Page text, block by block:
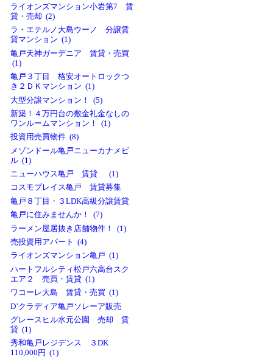
ライオンズマンション小岩第7 賃
貸・売却 (2)
ラ・エテルノ大島ウーノ 分譲賃
貸マンション (1)
亀戸天神ガーデニア 賃貸・売買
(1)
亀戸３丁目 格安オートロックつ
き２ＤＫマンション (1)
大型分譲マンション！ (5)
新築！４万円台の敷金礼金なしの
ワンルームマンション！ (1)
投資用売買物件 (8)
メゾンドール亀戸ニューカナメビ
ル (1)
ニューハウス亀戸 賃貸 (1)
コスモプレイス亀戸 賃貸募集
亀戸８丁目・３LDK高級分譲賃貸
亀戸に住みませんか！ (7)
ラーメン屋居抜き店舗物件！ (1)
売投資用アパート (4)
ライオンズマンション亀戸 (1)
ハートフルシティ松戸六高台スク
エア２ 売買・賃貸 (1)
ワコーレ大島 賃貸・売買 (1)
D’クラディア亀戸ソレーア販売
グレースヒル水元公園 売却 賃
貸 (1)
秀和亀戸レジデンス ３DK
110,000円 (1)